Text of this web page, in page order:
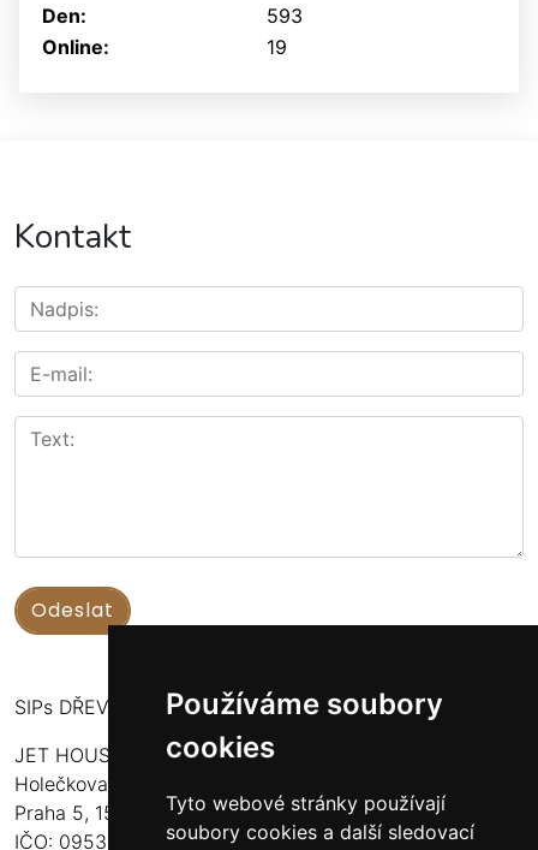
Používáme soubory
cookies
Tyto webové stránky používají
soubory cookies a další sledovací
Online: 19
Den:
593
Kontakt
SIPs DŘEVOSTAVBY
JET HOUSE S.R.O.
Holečkova 789/49
Praha 5, 150 00
IČO: 09532935